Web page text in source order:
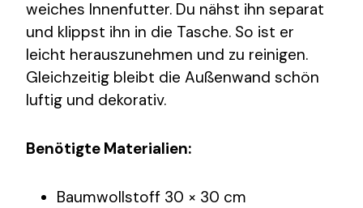
weiches Innenfutter. Du nähst ihn separat
und klippst ihn in die Tasche. So ist er
leicht herauszunehmen und zu reinigen.
Gleichzeitig bleibt die Außenwand schön
luftig und dekorativ.
Benötigte Materialien:
Baumwollstoff 30 × 30 cm